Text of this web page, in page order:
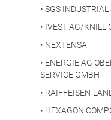
• SGS INDUSTRIAL
• IVEST AG/KNILL
• NEXTENSA
• ENERGIE AG
SERVICE GMBH
• RAIFFEISEN-
• HEXAGON